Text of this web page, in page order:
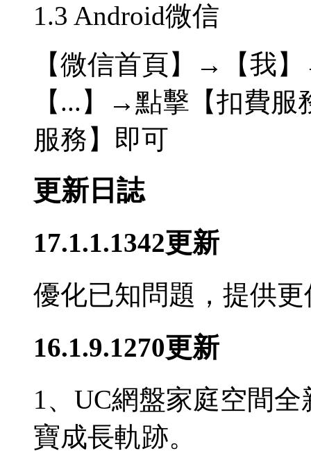
1.3 Android微信
【微信首頁】→【我
【...】→點擊【扣費
服務】即可
更新日誌
17.1.1.1342更新
優化已知問題，提供
16.1.9.1270更新
1、UC網盤家庭空間
寶成長軌跡。